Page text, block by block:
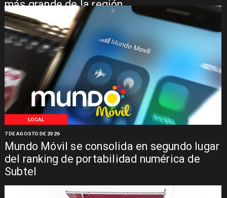
más grande de la región
LOCAL
Mundo Móvil se consolida en segundo lugar
del ranking de portabilidad numérica de
Subtel
7 DE AGOSTO DE 2026